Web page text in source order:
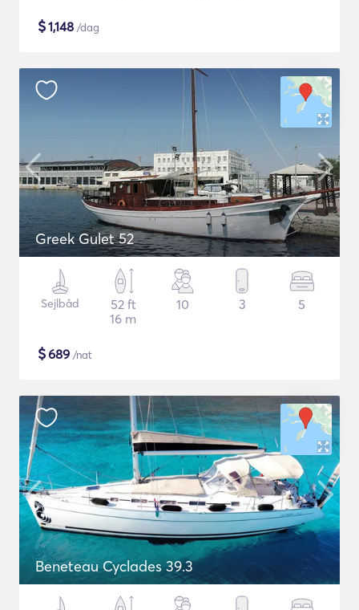
$1,148 /dag
Greek Gulet 52
Sejlbåd
52 ft
16 m
10 3 5
$689 /nat
Beneteau Cyclades 39.3